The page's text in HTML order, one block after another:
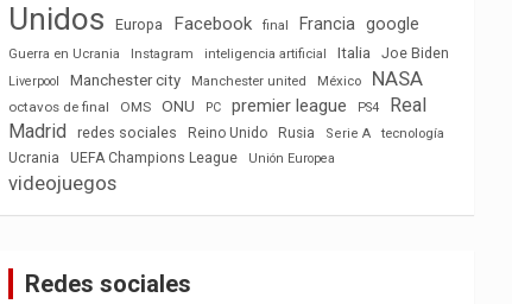
Unidos
Europa Facebook final Francia google
Guerra en Ucrania Instagram inteligencia artificial Italia Joe Biden
Liverpool Manchester city Manchester united México NASA
octavos de final OMS ONU PC premier league PS4
Real
Madrid
redes sociales Reino Unido Rusia Serie A
tecnología
Ucrania
UEFA Champions League Unión Europea
videojuegos
Redes sociales